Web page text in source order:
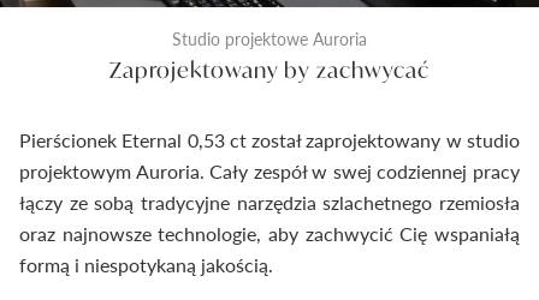
Studio projektowe Auroria
Zaprojektowany by zachwycać
Pierścionek Eternal 0,53 ct został zaprojektowany w studio
projektowym Auroria. Cały zespół w swej codziennej pracy
łączy ze sobą tradycyjne narzędzia szlachetnego rzemiosła
oraz najnowsze technologie, aby zachwycić Cię wspaniałą
formą i niespotykaną jakością.